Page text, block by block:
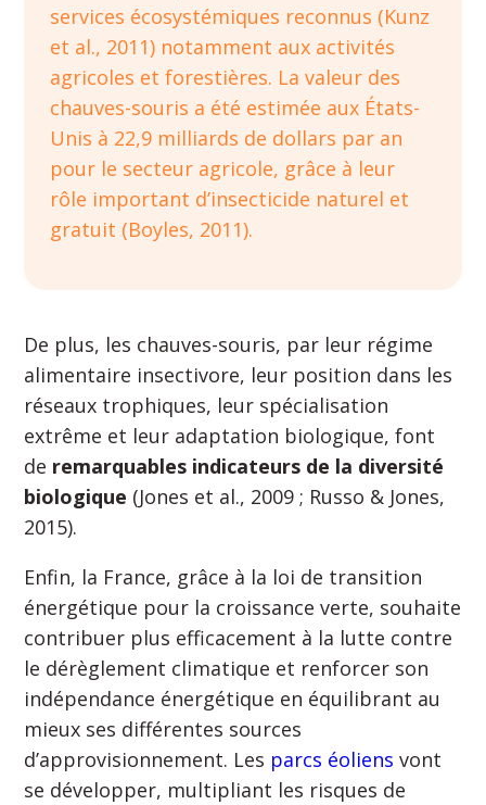
services écosystémiques reconnus (Kunz
et al., 2011) notamment aux activités
agricoles et forestières. La valeur des
chauves-souris a été estimée aux États-
Unis à 22,9 milliards de dollars par an
pour le secteur agricole, grâce à leur
rôle important d’insecticide naturel et
gratuit (Boyles, 2011).
De plus, les chauves-souris, par leur régime
alimentaire insectivore, leur position dans les
réseaux trophiques, leur spécialisation
extrême et leur adaptation biologique, font
de remarquables indicateurs de la diversité
biologique (Jones et al., 2009 ; Russo & Jones,
2015).
Enfin, la France, grâce à la loi de transition
énergétique pour la croissance verte, souhaite
contribuer plus efficacement à la lutte contre
le dérèglement climatique et renforcer son
indépendance énergétique en équilibrant au
mieux ses différentes sources
d’approvisionnement. Les parcs éoliens vont
se développer, multipliant les risques de